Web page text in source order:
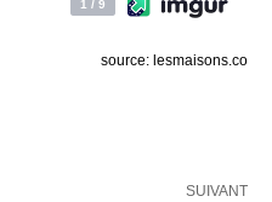
source: lesmaisons.co
SUIVANT